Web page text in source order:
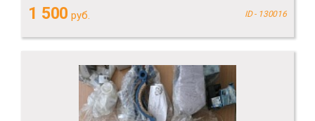
1 500 руб. ID - 130016